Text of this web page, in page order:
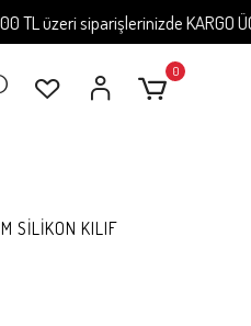
üzeri siparişlerinizde KARGO
0
SİLİKON KILIF